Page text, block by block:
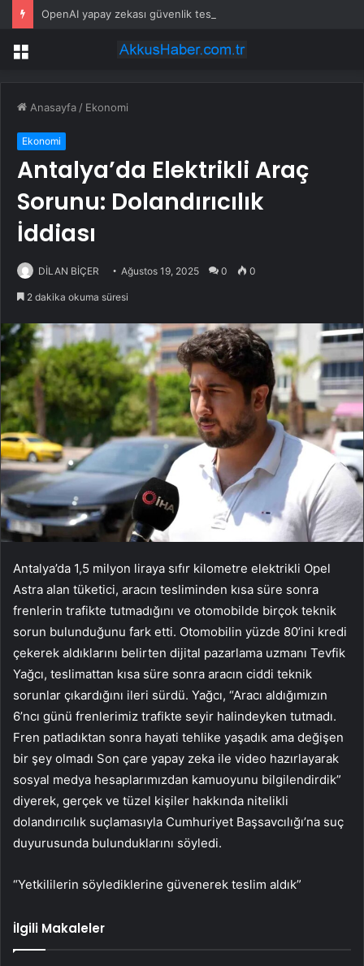
Menü
Anasayfa / Ekonomi
Ekonomi
Antalya’da Elektrikli Araç
Sorunu: Dolandırıcılık
İddiası
DİLAN BİÇER Ağustos 19, 2025 0 0
2 dakika okuma süresi
Antalya’da 1,5 milyon liraya sıfır kilometre elektrikli Opel
Astra alan tüketici, aracın tesliminden kısa süre sonra
frenlerin trafikte tutmadığını ve otomobilde birçok teknik
sorun bulunduğunu fark etti. Otomobilin yüzde 80’ini kredi
çekerek aldıklarını belirten dijital pazarlama uzmanı Tevfik
Yağcı, teslimattan kısa süre sonra aracın ciddi teknik
sorunlar çıkardığını ileri sürdü. Yağcı, “Aracı aldığımızın
6’ncı günü frenlerimiz trafikte seyir halindeyken tutmadı.
Fren patladıktan sonra hayati tehlike yaşadık ama değişen
bir şey olmadı Son çare yapay zeka ile video hazırlayarak
sosyal medya hesaplarımızdan kamuoyunu bilgilendirdik”
diyerek, gerçek ve tüzel kişiler hakkında nitelikli
dolandırıcılık suçlamasıyla Cumhuriyet Başsavcılığı’na suç
duyurusunda bulunduklarını söyledi.
“Yetkililerin söylediklerine güvenerek teslim aldık”
İlgili Makaleler